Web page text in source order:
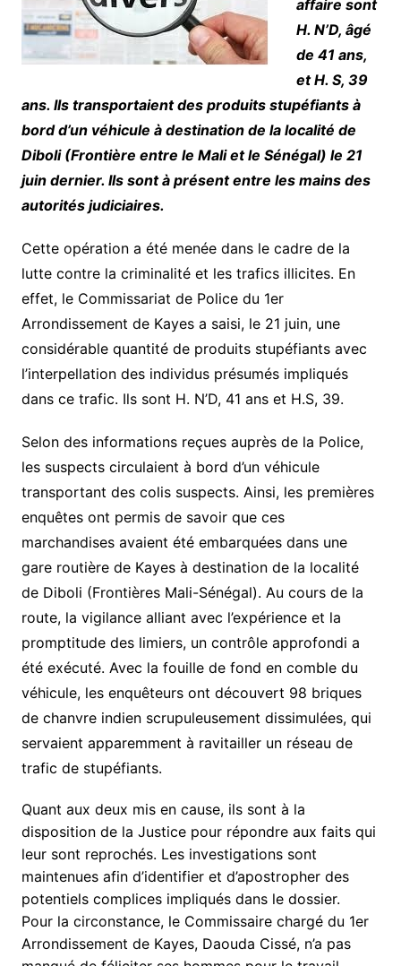
affaire sont
H. N’D, âgé
de 41 ans,
et H. S, 39
ans. Ils transportaient des produits stupéfiants à
bord d’un véhicule à destination de la localité de
Diboli (Frontière entre le Mali et le Sénégal) le 21
juin dernier. Ils sont à présent entre les mains des
autorités judiciaires.
Cette opération a été menée dans le cadre de la
lutte contre la criminalité et les trafics illicites. En
effet, le Commissariat de Police du 1er
Arrondissement de Kayes a saisi, le 21 juin, une
considérable quantité de produits stupéfiants avec
l’interpellation des individus présumés impliqués
dans ce trafic. Ils sont H. N’D, 41 ans et H.S, 39.
Selon des informations reçues auprès de la Police,
les suspects circulaient à bord d’un véhicule
transportant des colis suspects. Ainsi, les premières
enquêtes ont permis de savoir que ces
marchandises avaient été embarquées dans une
gare routière de Kayes à destination de la localité
de Diboli (Frontières Mali-Sénégal). Au cours de la
route, la vigilance alliant avec l’expérience et la
promptitude des limiers, un contrôle approfondi a
été exécuté. Avec la fouille de fond en comble du
véhicule, les enquêteurs ont découvert 98 briques
de chanvre indien scrupuleusement dissimulées, qui
servaient apparemment à ravitailler un réseau de
trafic de stupéfiants.
Quant aux deux mis en cause, ils sont à la
disposition de la Justice pour répondre aux faits qui
leur sont reprochés. Les investigations sont
maintenues afin d’identifier et d’apostropher des
potentiels complices impliqués dans le dossier.
Pour la circonstance, le Commissaire chargé du 1er
Arrondissement de Kayes, Daouda Cissé, n’a pas